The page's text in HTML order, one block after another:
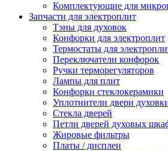
Комплектующие для
Запчасти для электроплит
Тэны для духовок
Конфорки для электроплит
Термостаты для
Переключатели конфорок
Ручки терморегуляторов
Лампы для плит
Конфорки стеклокерамики
Уплотнители двери
Стекла дверей
Петли дверей духовых
Жировые фильтры
Платы / дисплеи